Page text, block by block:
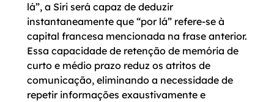
lá”, a Siri será capaz de deduzir
instantaneamente que “por lá” refere-se à
capital francesa mencionada na frase anterior.
Essa capacidade de retenção de memória de
curto e médio prazo reduz os atritos de
comunicação, eliminando a necessidade de
repetir informações exaustivamente e